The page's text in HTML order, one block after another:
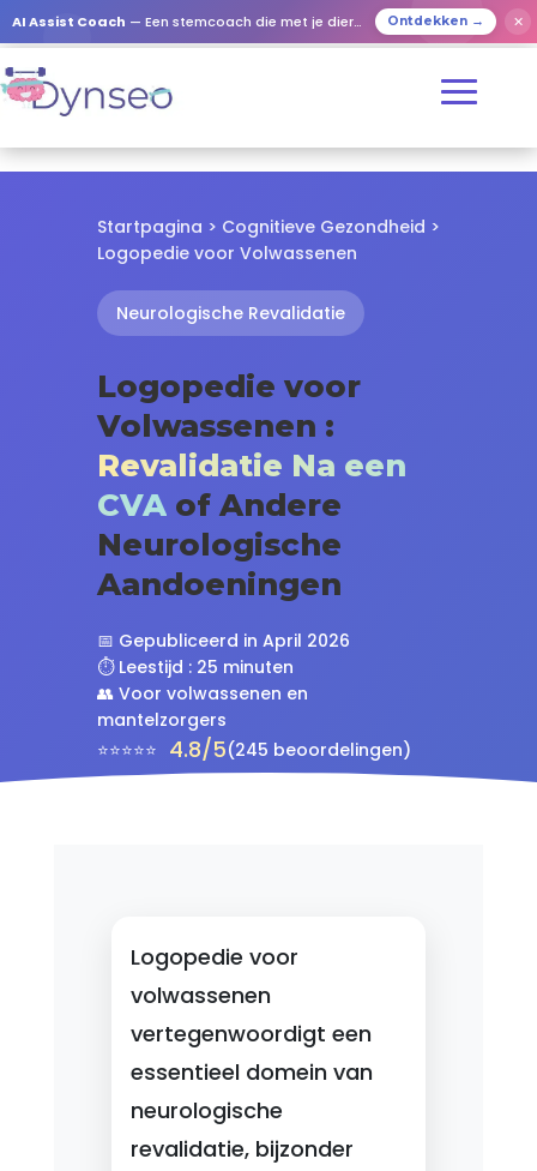
AI Assist Coach — Een stemcoach die met je dierbaren speelt Ontdekken → ✕
Startpagina > Cognitieve Gezondheid >
Logopedie voor Volwassenen
Neurologische Revalidatie
Logopedie voor
Volwassenen :
Revalidatie Na een
CVAof Andere
Neurologische
Aandoeningen
📅 Gepubliceerd in April 2026
⏱️ Leestijd : 25 minuten
👥 Voor volwassenen en
mantelzorgers
⭐⭐⭐⭐⭐ 4.8/5(245 beoordelingen)
Logopedie voor
volwassenen
vertegenwoordigt een
essentieel domein van
neurologische
revalidatie, bijzonder